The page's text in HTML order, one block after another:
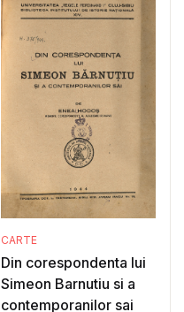
CARTE
Din corespondenta lui
Simeon Barnutiu si a
contemporanilor sai